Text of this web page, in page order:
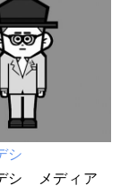
シ
シ メディア